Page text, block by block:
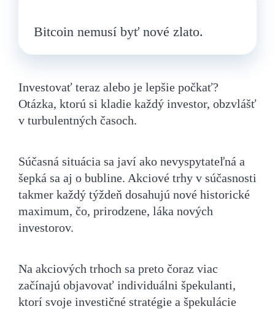
Bitcoin nemusí byť nové zlato.
Investovať teraz alebo je lepšie počkať?
Otázka, ktorú si kladie každý investor, obzvlášť
v turbulentných časoch.
Súčasná situácia sa javí ako nevyspytateľná a
šepká sa aj o bubline. Akciové trhy v súčasnosti
takmer každý týždeň dosahujú nové historické
maximum, čo, prirodzene, láka nových
investorov.
Na akciových trhoch sa preto čoraz viac
začínajú objavovať individuálni špekulanti,
ktorí svoje investičné stratégie a špekulácie